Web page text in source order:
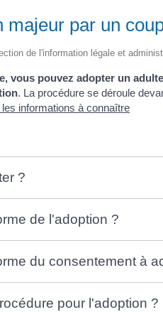
majeur par un
de l'information légale et
vous pouvez adopter un
. La procédure se déroule
informations à connaître
?
de l'adoption ?
du consentement à
pour l'adoption ?